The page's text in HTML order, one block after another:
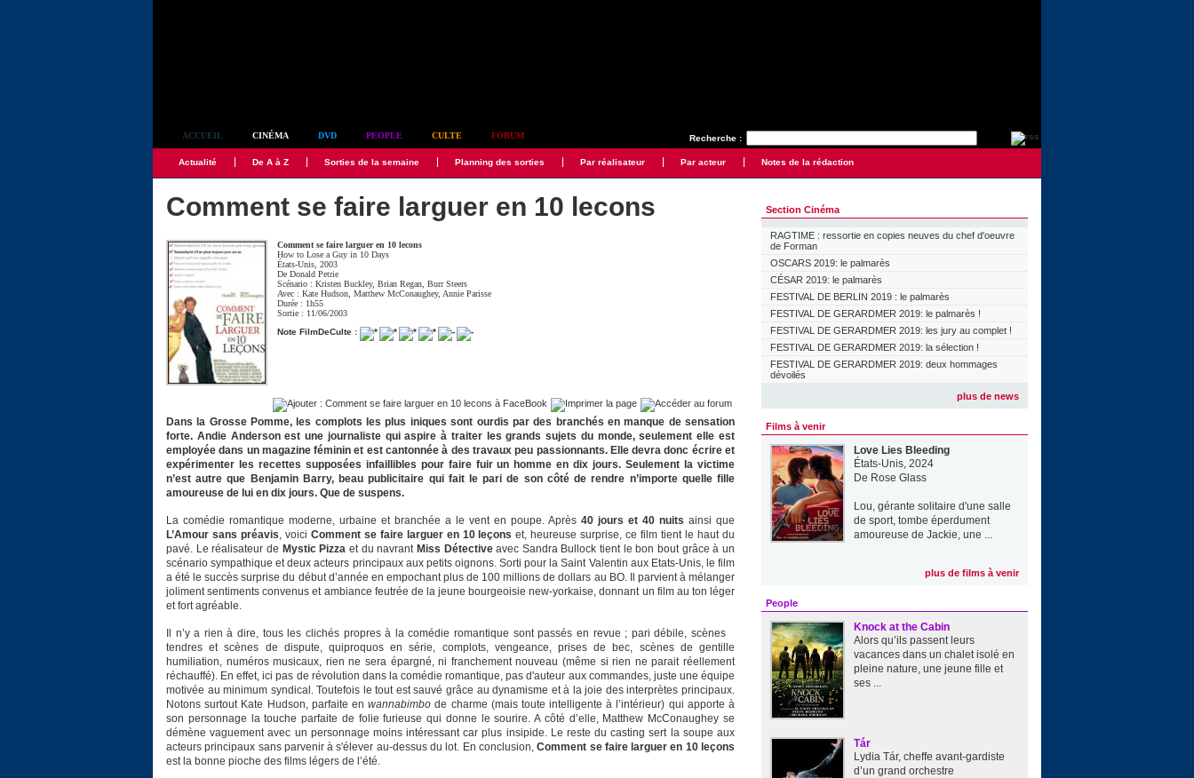
Recherche :
ACCUEIL CINÉMA DVD PEOPLE CULTE FORUM
Actualité De A à Z Sorties de la semaine Planning des sorties Par réalisateur Par acteur Notes de la rédaction
Comment se faire larguer en 10 lecons
Comment se faire larguer en 10 lecons
How to Lose a Guy in 10 Days
États-Unis, 2003
DeDonald Petrie
Scénario :Kristen Buckley,Brian Regan ,Burr Steers
Avec :Kate Hudson ,Matthew McConaughey, Annie Parisse
Durée : 1h55
Sortie : 11/06/2003
Note FilmDeCulte :
Dans la Grosse Pomme, les complots les plus iniques sont ourdis par des branchés en manque de sensation
forte. Andie Anderson est une journaliste qui aspire à traiter les grands sujets du monde, seulement elle est
employée dans un magazine féminin et est cantonnée à des travaux peu passionnants. Elle devra donc écrire et
expérimenter les recettes supposées infaillibles pour faire fuir un homme en dix jours. Seulement la victime
n’est autre que Benjamin Barry, beau publicitaire qui fait le pari de son côté de rendre n’importe quelle fille
amoureuse de lui en dix jours. Que de suspens.
La comédie romantique moderne, urbaine et branchée a le vent en poupe. Après 40 jours et 40 nuits ainsi que
L’Amour sans préavis, voici Comment se faire larguer en 10 leçons et, heureuse surprise, ce film tient le haut du
pavé. Le réalisateur de Mystic Pizza et du navrant Miss Détectiveavec Sandra Bullock tient le bon bout grâce à un
scénario sympathique et deux acteurs principaux aux petits oignons. Sorti pour la Saint Valentin aux Etats-Unis, le film
a été le succès surprise du début d’année en empochant plus de 100 millions de dollars au BO. Il parvient à mélanger
joliment sentiments convenus et ambiance feutrée de la jeune bourgeoisie new-yorkaise, donnant un film au ton léger
et fort agréable.
Il n’y a rien à dire, tous les clichés propres à la comédie romantique sont passés en revue ; pari débile, scènes
tendres et scènes de dispute, quiproquos en série, complots, vengeance, prises de bec, scènes de gentille
humiliation, numéros musicaux, rien ne sera épargné, ni franchement nouveau (même si rien ne parait réellement
réchauffé). En effet, ici pas de révolution dans la comédie romantique, pas d'auteur aux commandes, juste une équipe
motivée au minimum syndical. Toutefois le tout est sauvé grâce au dynamisme et à la joie des interprètes principaux.
Notons surtout Kate Hudson, parfaite enwannabimbo de charme (mais toute intelligente à l’intérieur) qui apporte à
son personnage la touche parfaite de folie furieuse qui donne le sourire. A côté d’elle, Matthew McConaughey se
démène vaguement avec un personnage moins intéressant car plus insipide. Le reste du casting sert la soupe aux
acteurs principaux sans parvenir à s'élever au-dessus du lot. En conclusion,Comment se faire larguer en 10 leçons
est la bonne pioche des films légers de l’été.
Section Cinéma
RAGTIME : ressortie en copies neuves du chef d'oeuvre
de Forman
OSCARS 2019: le palmarès
CÉSAR 2019: le palmarès
FESTIVAL DE BERLIN 2019 : le palmarès
FESTIVAL DE GERARDMER 2019: le palmarès !
FESTIVAL DE GERARDMER 2019: les jury au complet !
FESTIVAL DE GERARDMER 2019: la sélection !
FESTIVAL DE GERARDMER 2019: deux hommages
dévoilés
plus de news
Films à venir
Love Lies Bleeding
États-Unis, 2024
De Rose Glass
Lou, gérante solitaire d'une salle
de sport, tombe éperdument
amoureuse de Jackie, une ...
plus de films à venir
People
Knock at the Cabin
Alors qu’ils passent leurs
vacances dans un chalet isolé en
pleine nature, une jeune fille et
ses ...
Tár
Lydia Tár, cheffe avant-gardiste
d’un grand orchestre